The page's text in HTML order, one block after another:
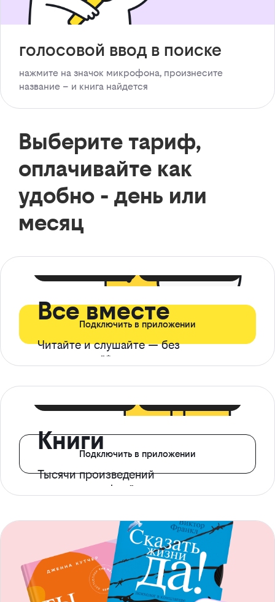
голосовой ввод в поиске
нажмите на значок микрофона, произнесите
название – и книга найдется
Выберите тариф,
оплачивайте как
удобно - день или
месяц
Все вместе
Читайте и слушайте — без
ограничений*
Подключить в приложении
Книги
Тысячи произведений
с доступом офлайн
Подключить в приложении